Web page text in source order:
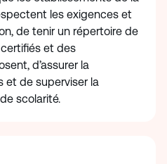
les exigences et
de tenir un répertoire de
et des
d’assurer la
et de superviser la
scolarité.